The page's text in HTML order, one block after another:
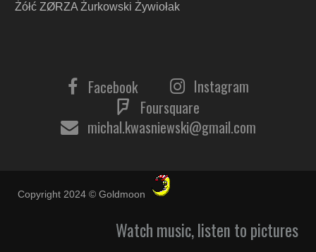
Żółć ZØRZA Żurkowski Żywiołak
Facebook
Instagram
Foursquare
michal.kwasniewski@gmail.com
Copyright 2024 © Goldmoon
Watch music, listen to pictures